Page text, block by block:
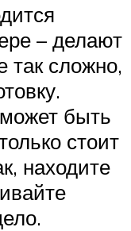
– делают
так сложно,
быть
стоит
находите